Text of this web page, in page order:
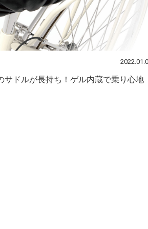
サドルが長持ち！ゲル内蔵で乗り心地